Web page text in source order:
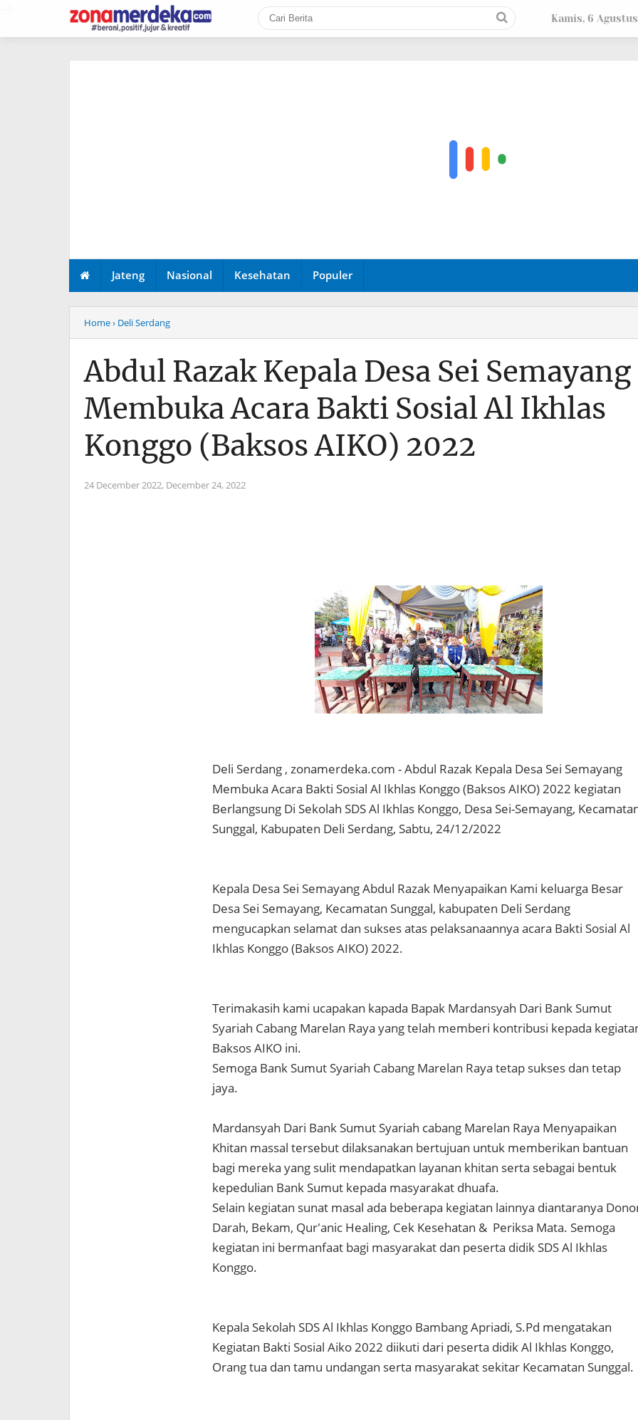
Kamis, 6
Jateng Nasional Kesehatan Populer
Home› Deli Serdang
Abdul Razak Kepala Desa Sei Semayang
Membuka Acara Bakti Sosial Al Ikhlas
Konggo (Baksos AIKO) 2022
24 December 2022, December 24, 2022
Deli Serdang , zonamerdeka.com - Abdul Razak Kepala Desa Sei Semayang
Membuka Acara Bakti Sosial Al Ikhlas Konggo (Baksos AIKO) 2022 kegiatan
Berlangsung Di Sekolah SDS Al Ikhlas Konggo, Desa Sei-Semayang,
Sunggal, Kabupaten Deli Serdang, Sabtu, 24/12/2022
Kepala Desa Sei Semayang Abdul Razak Menyapaikan Kami keluarga Besar
Desa Sei Semayang, Kecamatan Sunggal, kabupaten Deli Serdang
mengucapkan selamat dan sukses atas pelaksanaannya acara Bakti Sosial Al
Ikhlas Konggo (Baksos AIKO) 2022.
Terimakasih kami ucapakan kapada Bapak Mardansyah Dari Bank Sumut
Syariah Cabang Marelan Raya yang telah memberi kontribusi kepada
Baksos AIKO ini.
Semoga Bank Sumut Syariah Cabang Marelan Raya tetap sukses dan tetap
jaya.
Mardansyah Dari Bank Sumut Syariah cabang Marelan Raya Menyapaikan
Khitan massal tersebut dilaksanakan bertujuan untuk memberikan bantuan
bagi mereka yang sulit mendapatkan layanan khitan serta sebagai bentuk
kepedulian Bank Sumut kepada masyarakat dhuafa.
Selain kegiatan sunat masal ada beberapa kegiatan lainnya diantaranya
Darah, Bekam, Qur'anic Healing, Cek Kesehatan & Periksa Mata. Semoga
kegiatan ini bermanfaat bagi masyarakat dan peserta didik SDS Al Ikhlas
Konggo.
Kepala Sekolah SDS Al Ikhlas Konggo Bambang Apriadi, S.Pd mengatakan
Kegiatan Bakti Sosial Aiko 2022 diikuti dari peserta didik Al Ikhlas Konggo,
Orang tua dan tamu undangan serta masyarakat sekitar Kecamatan